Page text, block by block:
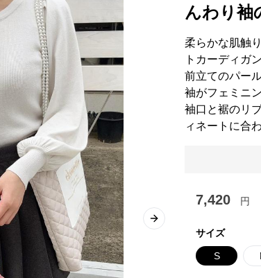
Next slide
んわり袖
柔らかな肌触
トカーディガン
前立てのパー
袖がフェミニ
袖口と裾のリ
ィネートに合
7,420 円
サイズ
S